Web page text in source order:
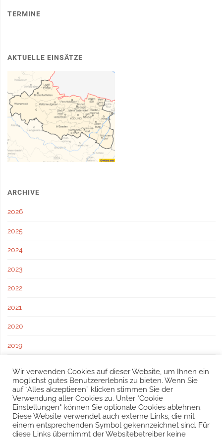
TERMINE
AKTUELLE EINSÄTZE
ARCHIVE
2026
2025
2024
2023
2022
2021
2020
2019
2017
Wir verwenden Cookies auf dieser Website, um Ihnen ein
möglichst gutes Benutzererlebnis zu bieten. Wenn Sie
auf “Alles akzeptieren” klicken stimmen Sie der
Verwendung aller Cookies zu. Unter "Cookie
Einstellungen" können Sie optionale Cookies ablehnen.
Diese Website verwendet auch externe Links, die mit
einem entsprechenden Symbol gekennzeichnet sind. Für
diese Links übernimmt der Websitebetreiber keine